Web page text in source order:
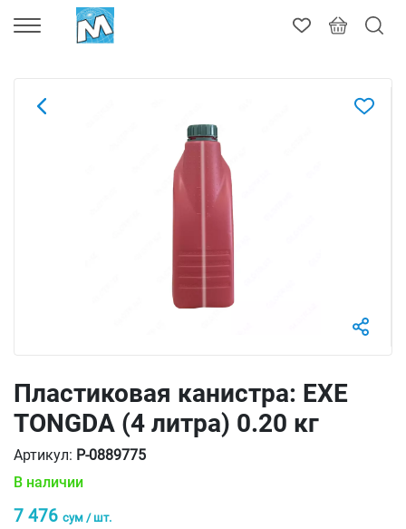
Пластиковая канистра: EXE
TONGDA (4 литра) 0.20 кг
Артикул: P-0889775
В наличии
7 476 сум / шт.